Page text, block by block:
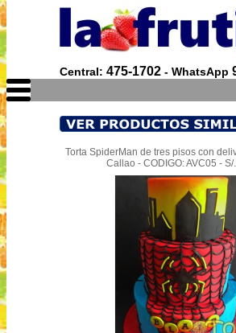
Central: 475-1702 - WhatsApp
Torta SpiderMan de tres pisos con
Callao - CODIGO: AVC05 - S/